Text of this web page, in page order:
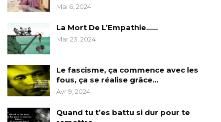
Mai 6, 2024
La Mort De L’Empathie……
Mar 23, 2024
Le fascisme, ça commence avec les
fous, ça se réalise grâce…
Avr 9, 2024
Quand tu t’es battu si dur pour te